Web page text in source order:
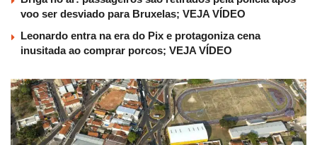
voo ser desviado para Bruxelas; VEJA VÍDEO
Leonardo entra na era do Pix e protagoniza cena
inusitada ao comprar porcos; VEJA VÍDEO